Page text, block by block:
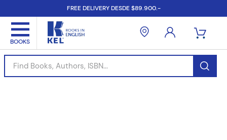
FREE DELIVERY DESDE $89.900.-
Find Books, Authors, ISBN...